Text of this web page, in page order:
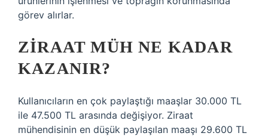
görev alırlar.
ZIRAAT MÜH NE KADAR
KAZANIR?
Kullanıcıların en çok paylaştığı maaşlar 30.000 TL
ile 47.500 TL arasında değişiyor. Ziraat
mühendisinin en düşük paylaşılan maaşı 29.600 TL